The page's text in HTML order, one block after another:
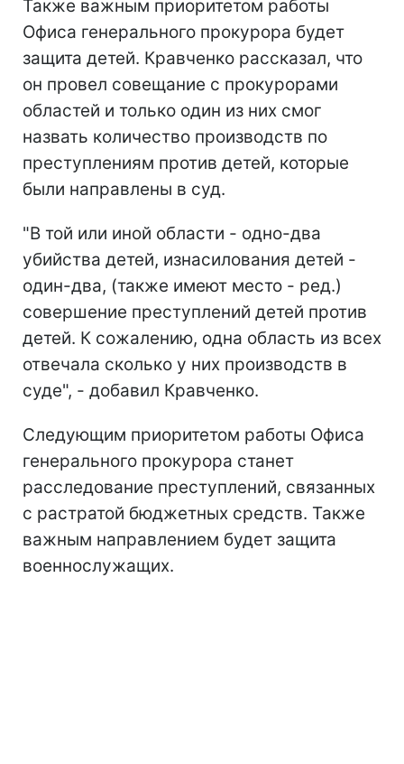
Также важным приоритетом работы
Офиса генерального прокурора будет
защита детей. Кравченко рассказал, что
он провел совещание с прокурорами
областей и только один из них смог
назвать количество производств по
преступлениям против детей, которые
были направлены в суд.
"В той или иной области - одно-два
убийства детей, изнасилования детей -
один-два, (также имеют место - ред.)
совершение преступлений детей против
детей. К сожалению, одна область из всех
отвечала сколько у них производств в
суде", - добавил Кравченко.
Следующим приоритетом работы Офиса
генерального прокурора станет
расследование преступлений, связанных
с растратой бюджетных средств. Также
важным направлением будет защита
военнослужащих.